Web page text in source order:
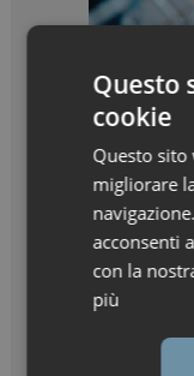
Questo
cookie
Questo sito
migliorare
acconsenti
con la
più